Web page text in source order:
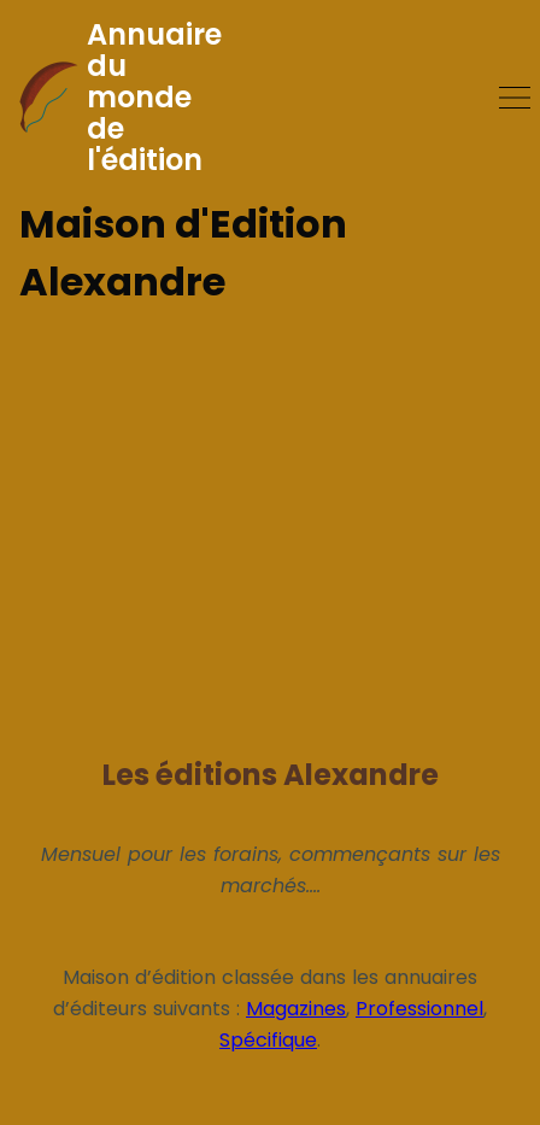
Skip
to
Content
Annuaire
du
monde
de
l'édition
Maison d'Edition
Alexandre
Les éditions Alexandre
Mensuel pour les forains, commençants sur les
marchés....
Maison d’édition classée dans les annuaires
d’éditeurs suivants : Magazines, Professionnel,
Spécifique.